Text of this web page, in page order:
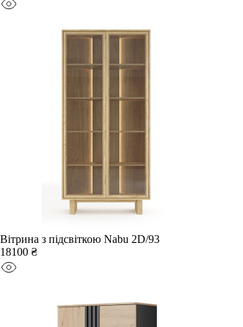
Вітрина з підсвіткою Nabu 2D/93
18100 ₴